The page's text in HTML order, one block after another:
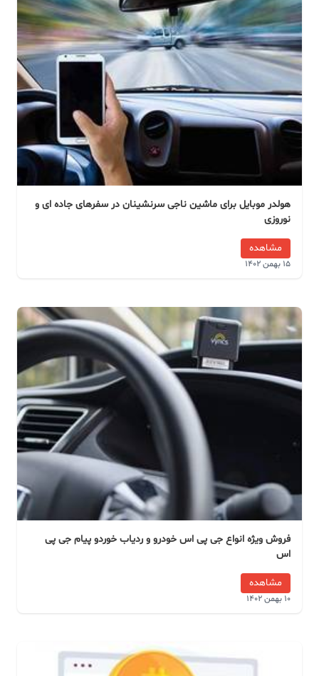
هولدر موبایل برای ماشین ناجی سرنشینان در سفرهای جاده ای و
نوروزی
مشاهده
15 بهمن 1402
فروش ویژه انواع جی پی اس خودرو و ردیاب خوردو پیام جی پی
اس
مشاهده
10 بهمن 1402